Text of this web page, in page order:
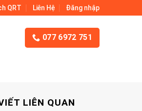
QRT Liên Hệ Đăng nhập
077 6972 751
LIÊN QUAN